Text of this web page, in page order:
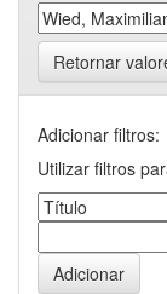
Retornar
Adicionar filtros:
Utilizar filtros